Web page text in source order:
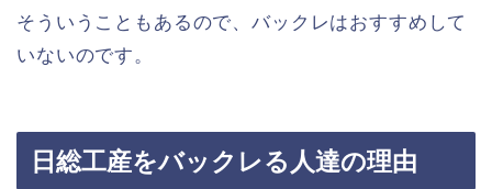
そういうこともあるので、バックレはおすすめして
いないのです。
日総工産をバックレる人達の理由